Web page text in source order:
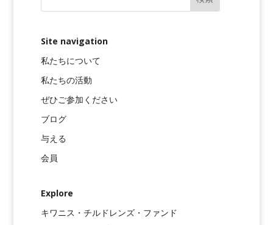
Site navigation
私たちについて
私たちの活動
ぜひご参加ください
ブログ
与える
会員
Explore
キワニス・チルドレンズ・ファンド